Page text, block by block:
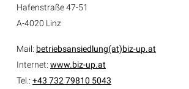
Hafenstraße 47-51
A-4020 Linz
Mail: betriebsansiedlung(at)biz-up.at
Internet: www.biz-up.at
Tel.: +43 732 79810 5043